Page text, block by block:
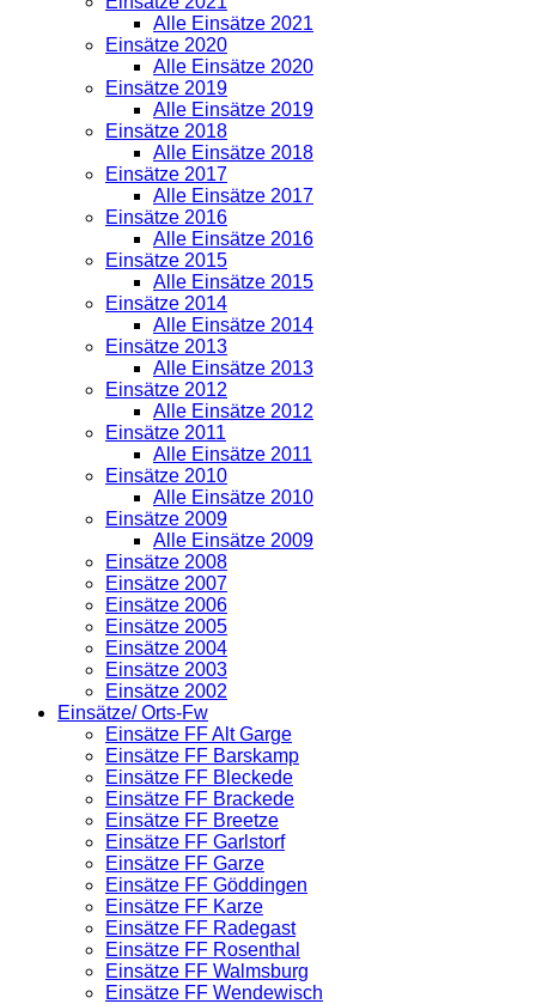
Alle Einsätze 2021
Einsätze 2020
Alle Einsätze 2020
Einsätze 2019
Alle Einsätze 2019
Einsätze 2018
Alle Einsätze 2018
Einsätze 2017
Alle Einsätze 2017
Einsätze 2016
Alle Einsätze 2016
Einsätze 2015
Alle Einsätze 2015
Einsätze 2014
Alle Einsätze 2014
Einsätze 2013
Alle Einsätze 2013
Einsätze 2012
Alle Einsätze 2012
Einsätze 2011
Alle Einsätze 2011
Einsätze 2010
Alle Einsätze 2010
Einsätze 2009
Alle Einsätze 2009
Einsätze 2008
Einsätze 2007
Einsätze 2006
Einsätze 2005
Einsätze 2004
Einsätze 2003
Einsätze 2002
Einsätze/ Orts-Fw
Einsätze FF Alt Garge
Einsätze FF Barskamp
Einsätze FF Bleckede
Einsätze FF Brackede
Einsätze FF Breetze
Einsätze FF Garlstorf
Einsätze FF Garze
Einsätze FF Göddingen
Einsätze FF Karze
Einsätze FF Radegast
Einsätze FF Rosenthal
Einsätze FF Walmsburg
Einsätze FF Wendewisch